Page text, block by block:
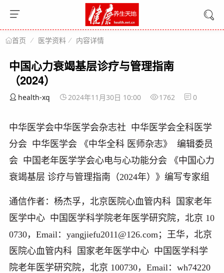
首页 医学资料 内容详情
中国心力衰竭基层诊疗与管理指南
（2024）
health-xq 2024年11月30日 10:00 1762 0
中华医学会中华医学会杂志社 中华医学会全科医学
分会 中华医学会 《中华全科 医师杂志》 编辑委员
会 中国老年医学学会心电与心功能分会 《中国心力
衰竭基层 诊疗与管理指南（2024年）》编写专家组
通信作者：杨杰孚，北京医院心血管内科 国家老年
医学中心 中国医学科学院老年医学研究院，北京 10
0730， Email ： yangjiefu2011@126.com ；王华，北京
医院心血管内科 国家老年医学中心 中国医学科学
院老年医学研究院，北京 100730， Email ： wh74220